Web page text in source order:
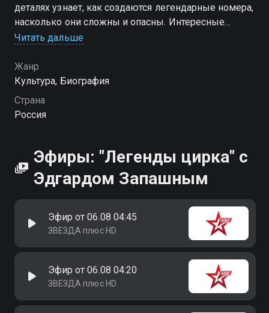
деталях узнает, как создаются легендарные номера,
насколько они сложны и опасны. Интересные
факты и драматичный путь, который прошли
Посмотреть онлайн 1 сезон сериала "Легенды
цирка" с Эдгардом Запашным вы можете
совершенно бесплатно в хорошем HD качестве на
Читать дальше
Жанр
Культура, Биография
Страна
Россия
Эфиры: "Легенды цирка" с
Эдгардом Запашным
Эфир от 06.08 04:45
ЗВЕЗДА плюс HD
Эфир от 06.08 04:20
ЗВЕЗДА плюс HD